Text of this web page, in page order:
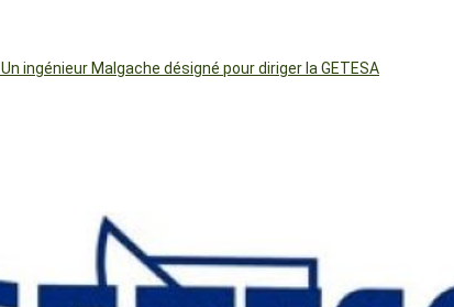
ingénieur Malgache désigné pour diriger la GETESA